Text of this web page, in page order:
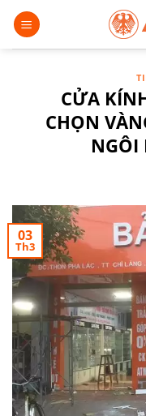
Chuyển
đến
nội
CỬA
CHỌN
NGÔI
03
Th3